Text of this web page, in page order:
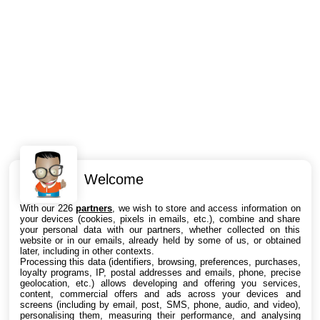
Intéressant ? Partagez !
Welcome
With our 226partners , we wish to store and access information on
your devices (cookies, pixels in emails, etc.), combine and share
your personal data with our partners, whether collected on this
website or in our emails, already held by some of us, or obtained
later, including in other contexts.
Processing this data (identifiers, browsing, preferences, purchases,
loyalty programs, IP, postal addresses and emails, phone, precise
geolocation, etc.) allows developing and offering you services,
content, commercial offers and ads across your devices and
screens (including by email, post, SMS, phone, audio, and video),
personalising them, measuring their performance, and analysing